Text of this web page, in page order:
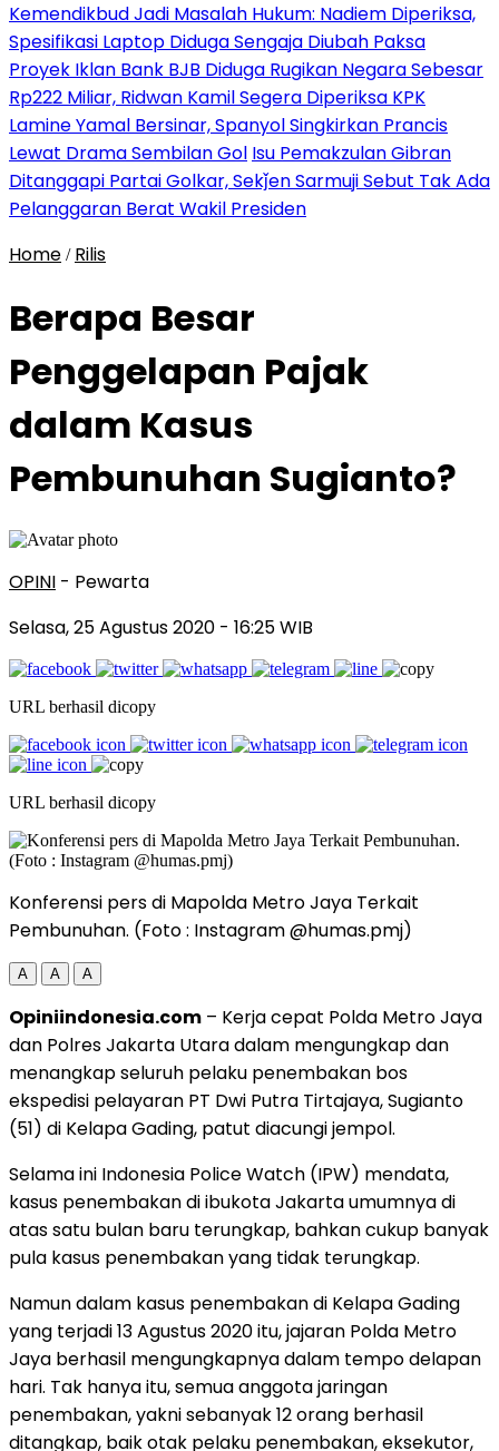
Kemendikbud Jadi Masalah Hukum: Nadiem Diperiksa,
Spesifikasi Laptop Diduga Sengaja Diubah Paksa
Proyek Iklan Bank BJB Diduga Rugikan Negara Sebesar
Rp222 Miliar, Ridwan Kamil Segera Diperiksa KPK
Lamine Yamal Bersinar, Spanyol Singkirkan Prancis
Lewat Drama Sembilan Gol Isu Pemakzulan Gibran
Ditanggapi Partai Golkar, Sekǰen Sarmuji Sebut Tak Ada
Pelanggaran Berat Wakil Presiden
Home / Rilis
Berapa Besar
Penggelapan Pajak
dalam Kasus
Pembunuhan Sugianto?
OPINI - Pewarta
Selasa, 25 Agustus 2020 - 16:25 WIB
URL berhasil dicopy
URL berhasil dicopy
Konferensi pers di Mapolda Metro Jaya Terkait
Pembunuhan. (Foto : Instagram @humas.pmj)
A A A
Opiniindonesia.com – Kerja cepat Polda Metro Jaya
dan Polres Jakarta Utara dalam mengungkap dan
menangkap seluruh pelaku penembakan bos
ekspedisi pelayaran PT Dwi Putra Tirtajaya, Sugianto
(51) di Kelapa Gading, patut diacungi jempol.
Selama ini Indonesia Police Watch (IPW) mendata,
kasus penembakan di ibukota Jakarta umumnya di
atas satu bulan baru terungkap, bahkan cukup banyak
pula kasus penembakan yang tidak terungkap.
Namun dalam kasus penembakan di Kelapa Gading
yang terjadi 13 Agustus 2020 itu, jajaran Polda Metro
Jaya berhasil mengungkapnya dalam tempo delapan
hari. Tak hanya itu, semua anggota jaringan
penembakan, yakni sebanyak 12 orang berhasil
ditangkap, baik otak pelaku penembakan, eksekutor,